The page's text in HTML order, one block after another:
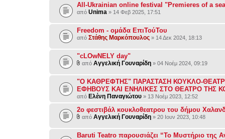
All-Ukrainian online festival "Premieres of a
από Unima » 14 Φεβ 2025, 17:51
Freedom - ομάδα ΕπιΤούΤου
από Στάθης Μαρκόπουλος » 14 Δεκ 2024, 18:13
"cLOwNELY day"
από Αγγελική Γουναρίδη » 04 Νοέμ 2024, 09:19
"Ο ΚΑΘΡΕΦΤΗΣ" ΠΑΡΑΣΤΑΣΗ ΚΟΥΚΛΟ-
ΕΦΗΒΟΥΣ ΚΑΙ ΕΝΗΛΙΚΕΣ ΣΤΟ ΘΕΑΤΡΟ ΤΗΣ
από Ελένη Παναγιώτου » 13 Νοέμ 2023, 12:52
2ο φεστιβάλ κουκλοθεατρου του δήμου
από Αγγελική Γουναρίδη » 20 Ιουν 2023, 10:48
Baruti Teatro παρουσιάζει “Το Μυστήριο της